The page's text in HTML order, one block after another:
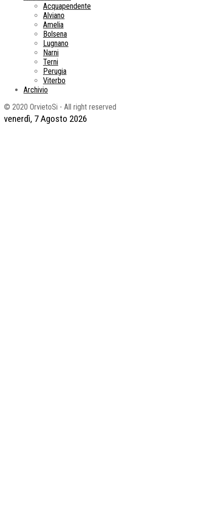
venerdì, 7 Agosto 2026
Acquapendente
Alviano
Amelia
Bolsena
Lugnano
Narni
Terni
Perugia
Viterbo
Archivio
© 2020 OrvietoSi - All right reserved